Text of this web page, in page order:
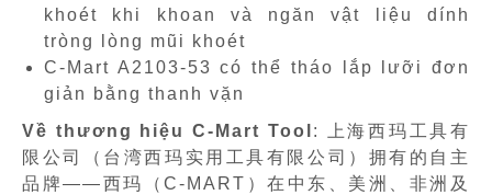
khoét khi khoan và ngăn vật liệu dính
tròng lòng mũi khoét
C-Mart A2103-53 có thể tháo lắp lưỡi đơn
giản bằng thanh vặn
Về thương hiệu C-Mart Tool : 上海西玛工具有
限公司（台湾西玛实用工具有限公司）拥有的自主
品牌——西玛（C-MART）在中东、美洲、非洲及